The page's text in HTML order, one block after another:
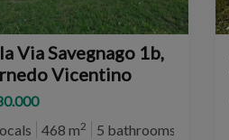
Via Savegnago 1b,
Vicentino
468 m2 5 bathrooms